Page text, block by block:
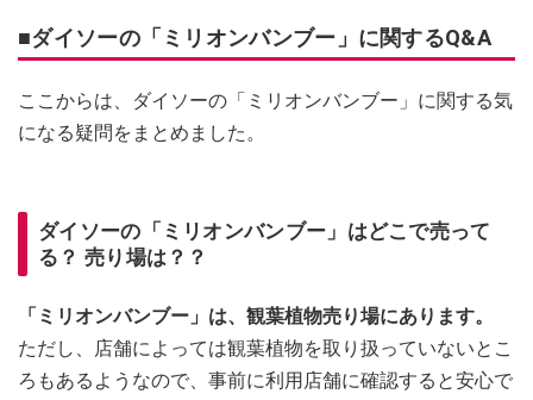
■ダイソーの「ミリオンバンブー」に関するQ&A
ここからは、ダイソーの「ミリオンバンブー」に関する気
になる疑問をまとめました。
ダイソーの「ミリオンバンブー」はどこで売って
る？ 売り場は？？
「ミリオンバンブー」は、観葉植物売り場にあります。
ただし、店舗によっては観葉植物を取り扱っていないとこ
ろもあるようなので、事前に利用店舗に確認すると安心で